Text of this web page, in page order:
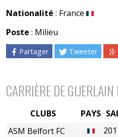
Nationalité : France
Poste : Milieu
Partager Tweeter
CARRIÈRE DE
PAYS
CLUBS
ASM Belfort FC